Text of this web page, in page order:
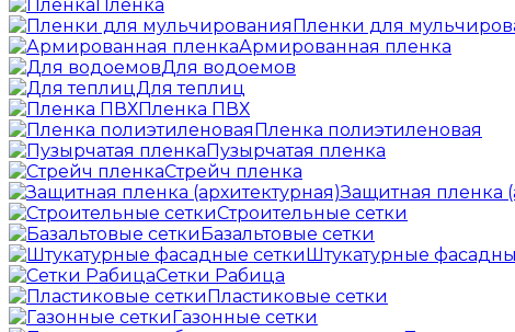
Пленка
Пленки для
Армированная пленка
Для водоемов
Для теплиц
Пленка ПВХ
Пленка полиэтиленовая
Пузырчатая пленка
Cтрейч пленка
Защитная пленка
Строительные сетки
Базальтовые сетки
Штукатурные
Сетки Рабица
Пластиковые сетки
Газонные сетки